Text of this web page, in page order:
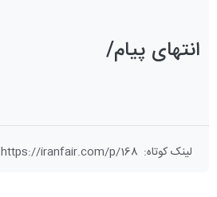
انتهای پیام/
لینک کوتاه:
https://iranfair.com/p/168